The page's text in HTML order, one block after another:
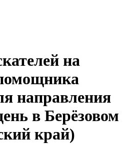
на
направления
в Берёзовом
край)